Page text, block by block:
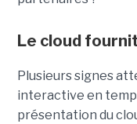
Le cloud
Plusieurs signes
interactive en
présentation du